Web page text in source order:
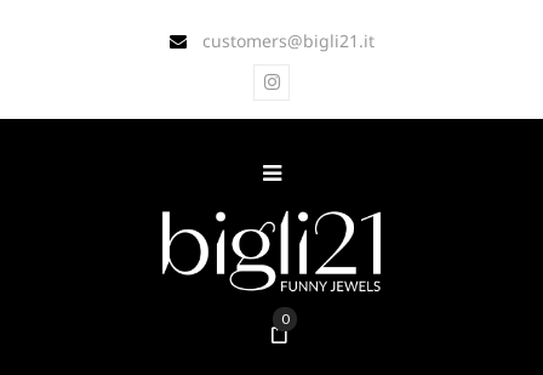
customers@bigli21.it
0